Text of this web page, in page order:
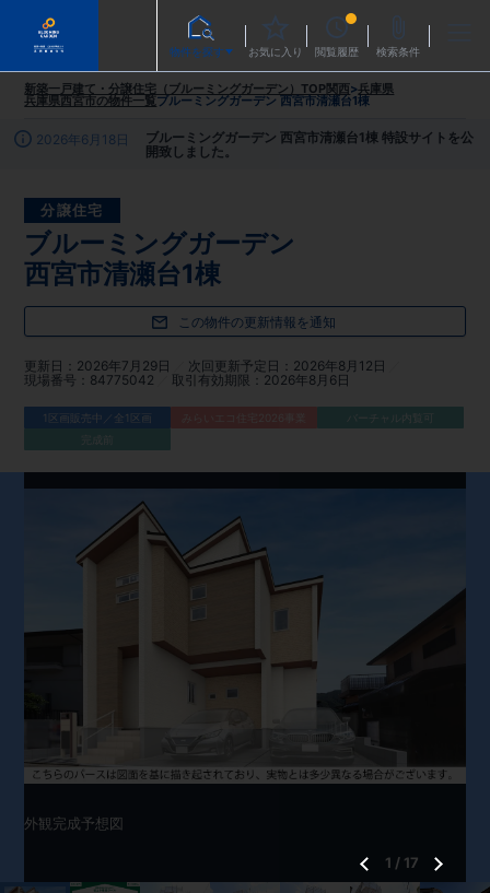
物件を探す お気に入り 閲覧履歴 検索条件
新築一戸建て・分譲住宅（ブルーミングガーデン）TOP関西>兵庫県
兵庫県西宮市の物件一覧ブルーミングガーデン 西宮市清瀬台1棟
2026年6月18日
ブルーミングガーデン 西宮市清瀬台1棟 特設サイトを公
開致しました。
分譲住宅
ブルーミングガーデン
西宮市清瀬台1棟
この物件の更新情報を通知
更新日 2026年7月29日 次回更新予定日
2026年8月12日
現場番号
84775042 取引有効期限 2026年8月6日
1区画販売中／全1区画
バーチャル内覧可
完成前
外観完成予想図
1 / 17